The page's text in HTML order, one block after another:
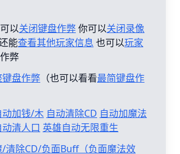
以关闭键盘作弊你可以关闭录像
能查看其他玩家信息 也可以玩家
弊
键盘作弊 （也可以看看最简键盘作
动加钱/木 自动清除CD 自动加魔法
动清人口 英雄自动无限重生
/清除CD/负面Buff（负面魔法效